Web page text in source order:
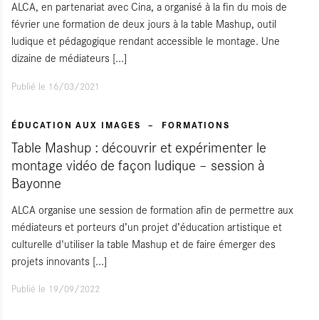
ALCA, en partenariat avec Cina, a organisé à la fin du mois de
février une formation de deux jours à la table Mashup, outil
ludique et pédagogique rendant accessible le montage. Une
dizaine de médiateurs [...]
Publié le 16/03/2021
ÉDUCATION AUX IMAGES FORMATIONS
Table Mashup : découvrir et expérimenter le
montage vidéo de façon ludique – session à
Bayonne
ALCA organise une session de formation afin de permettre aux
médiateurs et porteurs d’un projet d’éducation artistique et
culturelle d'utiliser la table Mashup et de faire émerger des
projets innovants [...]
Publié le 19/09/2022